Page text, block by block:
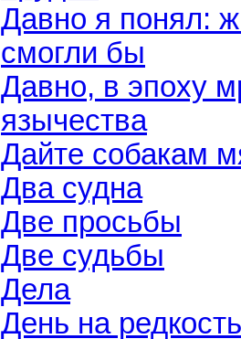
Давно я понял:
смогли бы
Давно, в эпоху
язычества
Дайте собакам
Два судна
Две просьбы
Две судьбы
Дела
День на редкость